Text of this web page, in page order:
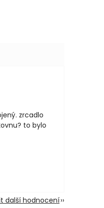
zrcadlo
to bylo
další hodnocení